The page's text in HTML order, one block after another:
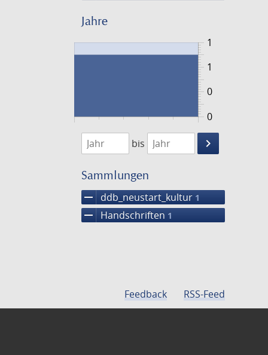
Jahre
0
1
0
1
1474
1475
bis
keyboard_arrow_right
Suche
Sammlungen
remove ddb_neustart_kultur 1
remove Handschriften 1
Feedback RSS-Feed